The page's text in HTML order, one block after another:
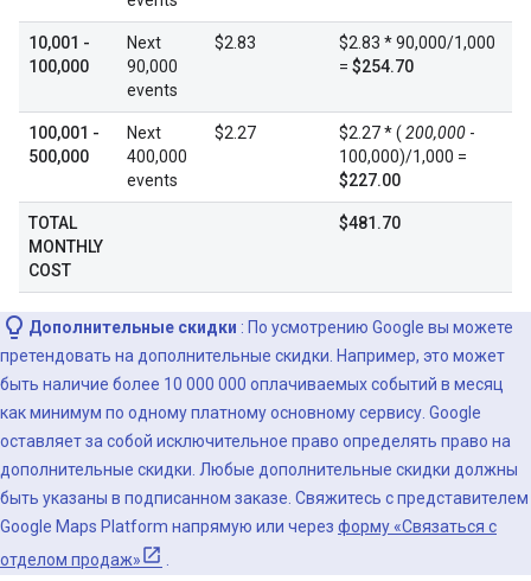
10,001 -
100,000
Next
90,000
events
$2.83
$2.83 * 90,000/1,000
= $254.70
100,001 -
500,000
Next
400,000
events
$2.27 $2.27 * ( 200,000 -
100,000)/1,000 =
$227.00
TOTAL
MONTHLY
COST
$481.70
Дополнительные скидки : По усмотрению Google вы можете
претендовать на дополнительные скидки. Например, это может
быть наличие более 10 000 000 оплачиваемых событий в месяц
как минимум по одному платному основному сервису. Google
оставляет за собой исключительное право определять право на
дополнительные скидки. Любые дополнительные скидки должны
быть указаны в подписанном заказе. Свяжитесь с представителем
Google Maps Platform напрямую или через форму «Связаться с
отделом продаж»